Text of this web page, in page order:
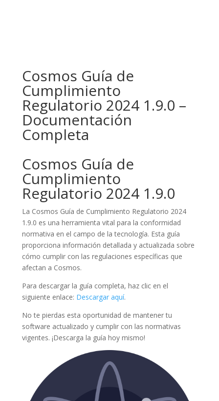
Cosmos Guía de
Cumplimiento
Regulatorio 2024 1.9.0 –
Documentación
Completa
Cosmos Guía de
Cumplimiento
Regulatorio 2024 1.9.0
La Cosmos Guía de Cumplimiento Regulatorio 2024
1.9.0 es una herramienta vital para la conformidad
normativa en el campo de la tecnología. Esta guía
proporciona información detallada y actualizada sobre
cómo cumplir con las regulaciones específicas que
afectan a Cosmos.
Para descargar la guía completa, haz clic en el
siguiente enlace: Descargar aquí.
No te pierdas esta oportunidad de mantener tu
software actualizado y cumplir con las normativas
vigentes. ¡Descarga la guía hoy mismo!